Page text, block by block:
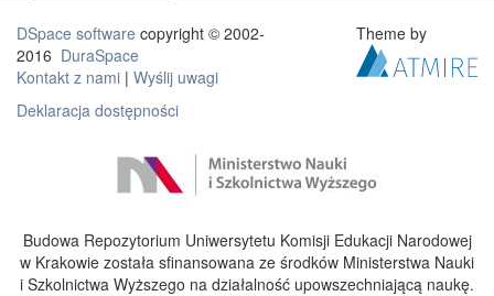
DSpace software copyright © 2002-
2016 DuraSpace
Kontakt z nami | Wyślij uwagi
Deklaracja dostępności
Theme by
Budowa Repozytorium Uniwersytetu Komisji Edukacji Narodowej
w Krakowie została sfinansowana ze środków Ministerstwa Nauki
i Szkolnictwa Wyższego na działalność upowszechniającą naukę.